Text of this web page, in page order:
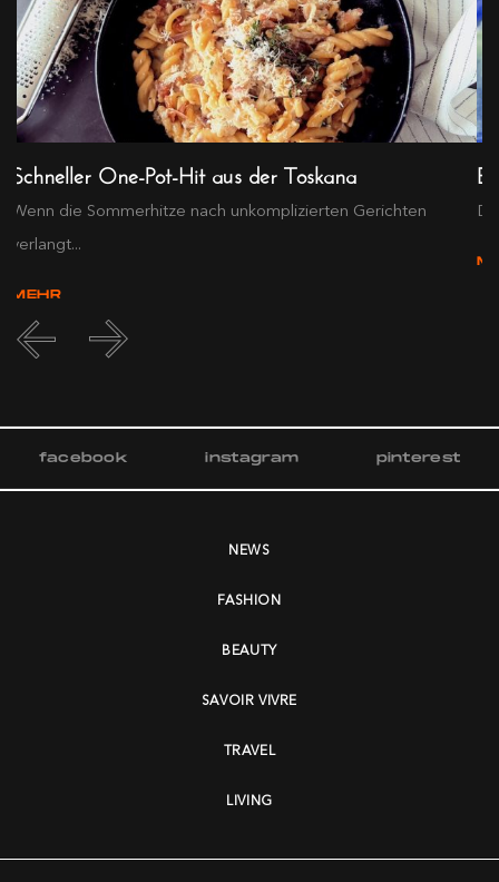
Schneller One-Pot-Hit aus der Toskana
Wenn die Sommerhitze nach unkomplizierten Gerichten
verlangt...
MEHR
facebook instagram pinterest
NEWS
FASHION
BEAUTY
SAVOIR VIVRE
TRAVEL
LIVING